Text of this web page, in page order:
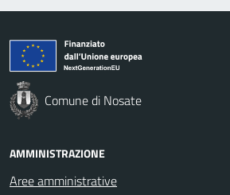
Comune di Nosate
AMMINISTRAZIONE
Aree amministrative